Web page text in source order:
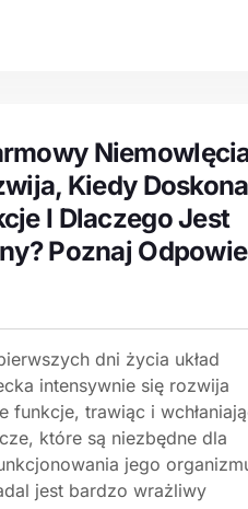
Kiedy
I Dlaczego Jest
Poznaj
dni życia układ
intensywnie się rozwija
funkcje, trawiąc i
które są niezbędne dla
jego
jest bardzo wrażliwy